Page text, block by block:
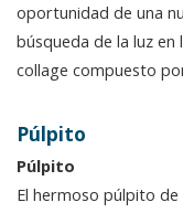
oportunidad de una
búsqueda de la luz
collage compuesto
Púlpito
Púlpito
El hermoso púlpito